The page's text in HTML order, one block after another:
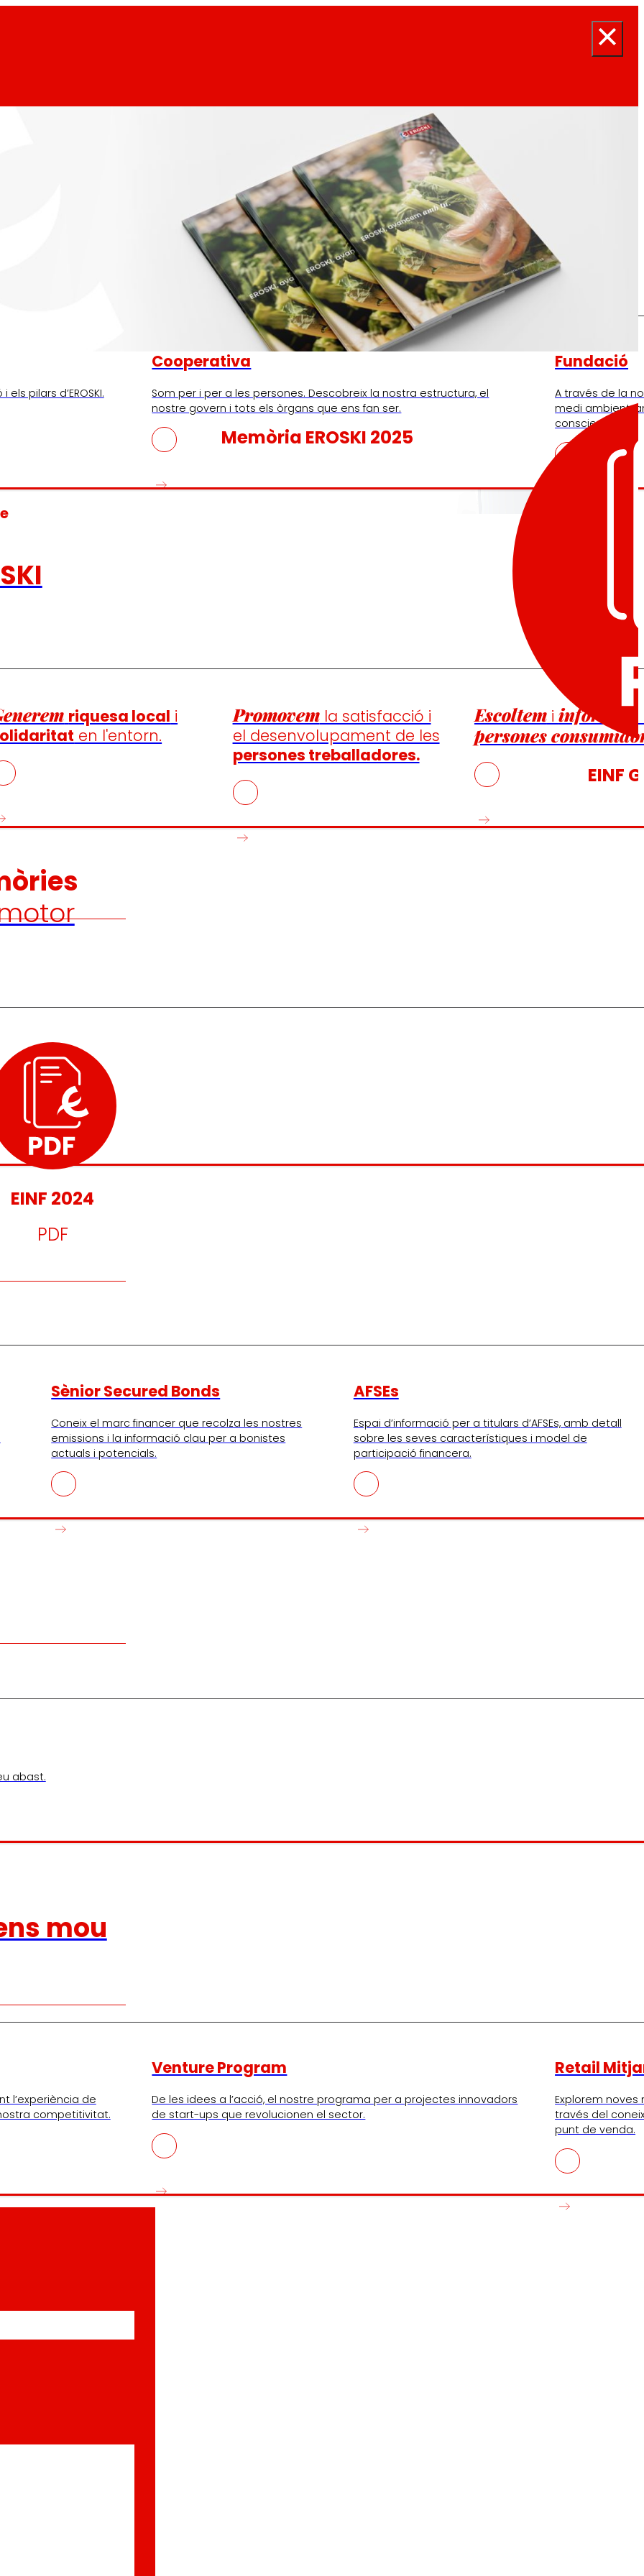
pilars d’EROSKI.
Cooperativa
Som per i per a les persones. Descobreix la nostra estructura, el
nostre govern i tots els òrgans que ens fan ser.
Fundació
A través de la
medi ambient,
conscient.
riquesa local i
en l'entorn.
Promovemla satisfacció i
el desenvolupament de les
persones treballadores.
Escoltemi informem
persones
què i coneix les
Sènior Secured Bonds
Coneix el marc financer que recolza les nostres
emissions i la informació clau per a bonistes
actuals i potencials.
AFSEs
Espai d’informació per a titulars d’AFSEs, amb detall
sobre les seves característiques i model de
participació financera.
abast.
mou
l’experiència de
competitivitat.
Venture Program
De les idees a l’acció, el nostre programa per a projectes innovadors
de start-ups que revolucionen el sector.
Retail
Explorem
través del
punt de venda.
Memòria EROSKI 2025
EINF
EINF 2024
PDF